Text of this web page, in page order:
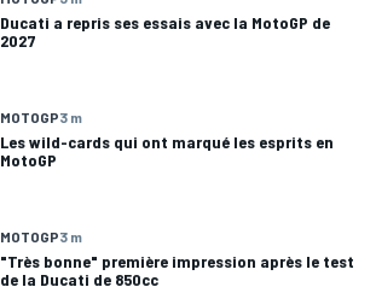
Ducati a repris ses essais avec la MotoGP de
2027
MOTOGP3 m
Les wild-cards qui ont marqué les esprits en
MotoGP
MOTOGP3 m
"Très bonne" première impression après le test
de la Ducati de 850cc